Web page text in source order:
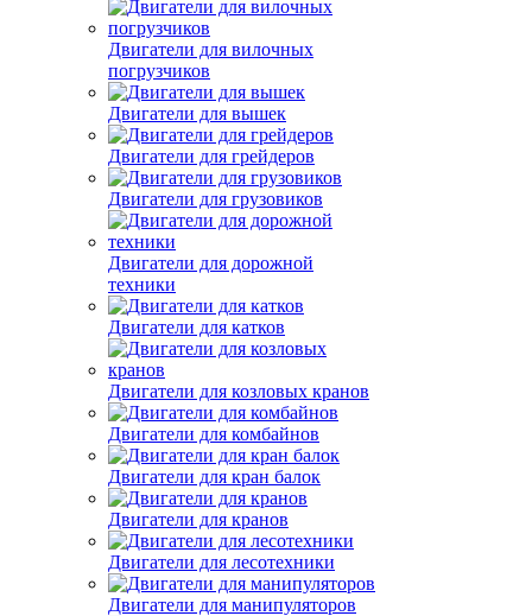
Двигатели для вилочных
погрузчиков
Двигатели для вышек
Двигатели для грейдеров
Двигатели для грузовиков
Двигатели для дорожной
техники
Двигатели для катков
Двигатели для козловых кранов
Двигатели для комбайнов
Двигатели для кран балок
Двигатели для кранов
Двигатели для лесотехники
Двигатели для манипуляторов